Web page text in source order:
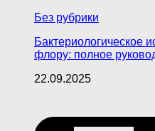
Без рубрики
Бактериологическое
флору: полное
22.09.2025